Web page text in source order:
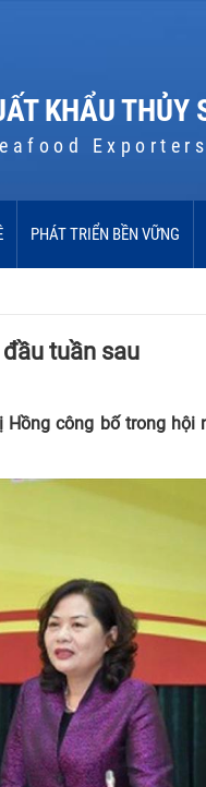
KHẨU THỦY
PHÁT TRIỂN BỀN VỮNG
tuần sau
công bố trong hội